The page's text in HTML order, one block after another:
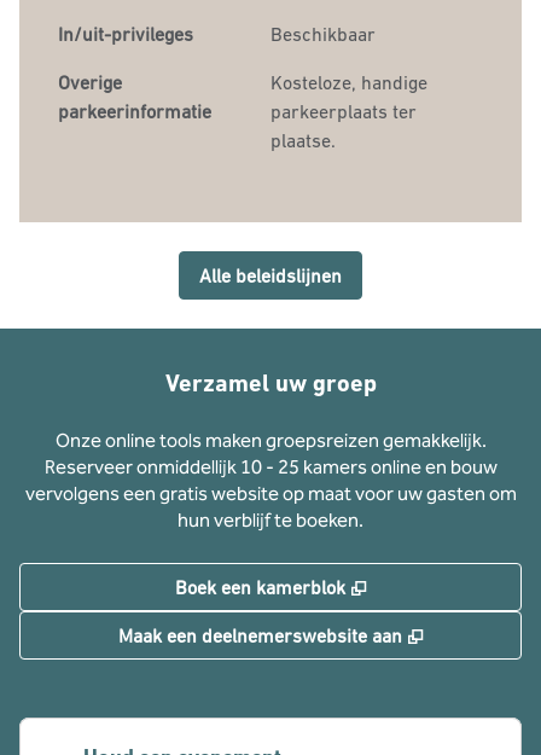
In/uit-privileges Beschikbaar
Overige
parkeerinformatie
Kosteloze, handige
parkeerplaats ter
plaatse.
Alle beleidslijnen
Verzamel uw groep
Onze online tools maken groepsreizen gemakkelijk.
Reserveer onmiddellijk 10 - 25 kamers online en bouw
vervolgens een gratis website op maat voor uw gasten om
hun verblijf te boeken.
Boek een kamerblok ,
Maak een deelnemerswebsite aan ,